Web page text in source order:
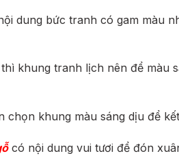
dung bức tranh có gam màu
khung tranh lịch nên để màu
chọn khung màu sáng dịu để
có nội dung vui tươi để đón